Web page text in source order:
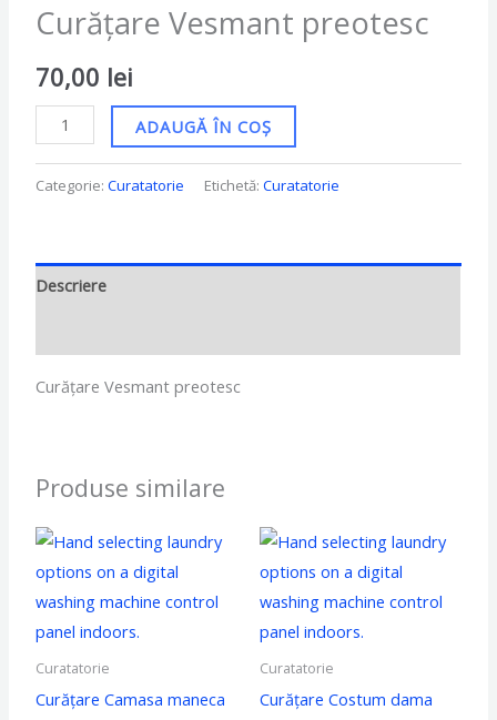
Curățare Vesmant preotesc
70,00 lei
ADAUGĂ ÎN COȘ
Categorie:Curatatorie Etichetă:Curatatorie
Descriere
Curățare Vesmant preotesc
Produse similare
Curatatorie
Curățare Camasa maneca
Curatatorie
Curățare Costum dama